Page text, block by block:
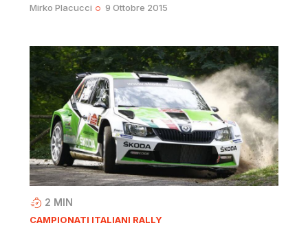
Mirko Placucci 9 Ottobre 2015
2 MIN
CAMPIONATI ITALIANI RALLY